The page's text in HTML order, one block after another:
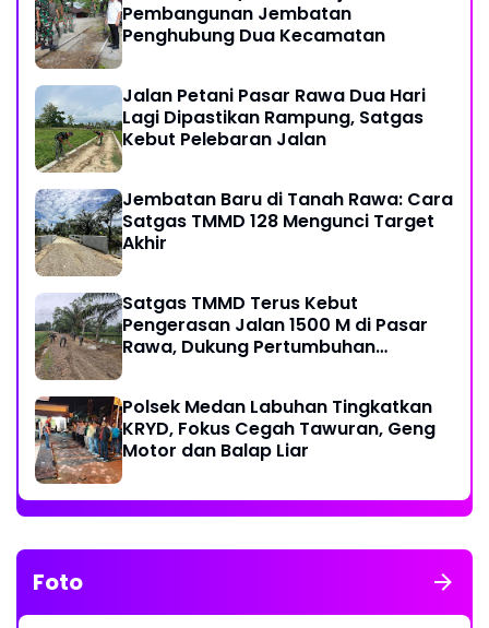
Pembangunan Jembatan
Penghubung Dua Kecamatan
Jalan Petani Pasar Rawa Dua Hari
Lagi Dipastikan Rampung, Satgas
Kebut Pelebaran Jalan
Jembatan Baru di Tanah Rawa: Cara
Satgas TMMD 128 Mengunci Target
Akhir
Satgas TMMD Terus Kebut
Pengerasan Jalan 1500 M di Pasar
Rawa, Dukung Pertumbuhan
Polsek Medan Labuhan Tingkatkan
KRYD, Fokus Cegah Tawuran, Geng
Motor dan Balap Liar
Foto